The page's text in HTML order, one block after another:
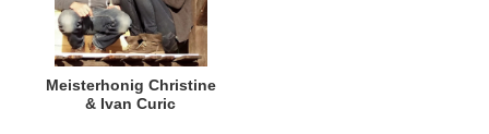
Meisterhonig Christine
& Ivan Curic